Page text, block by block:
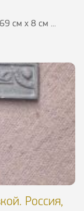
см х 8 см ...
Россия,